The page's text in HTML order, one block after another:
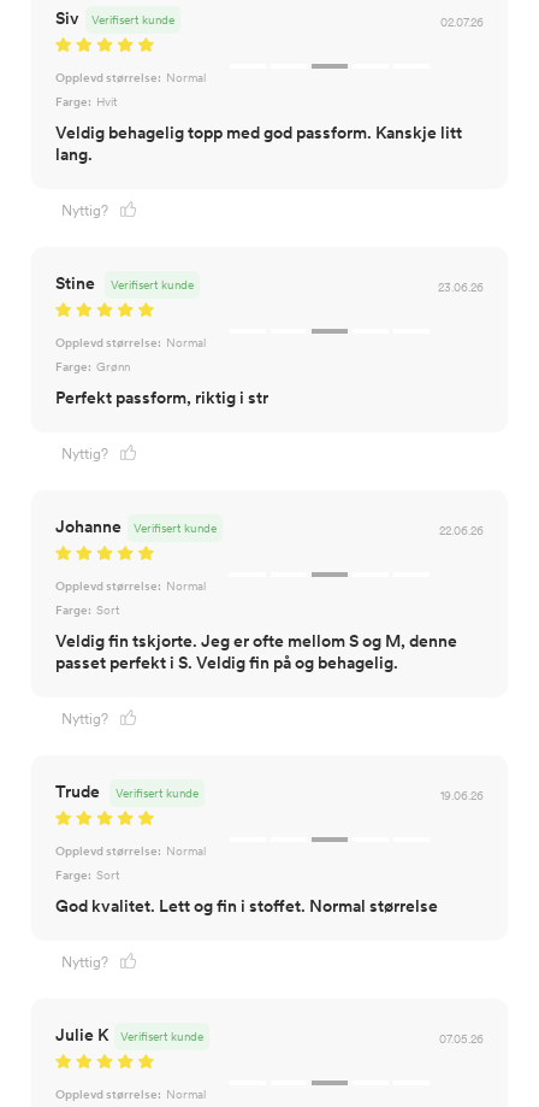
Siv 02.07.26
Verifisert kunde
Opplevd størrelse: Normal
Farge: Hvit
Veldig behagelig topp med god passform. Kanskje litt
lang.
Nyttig?
Stine 23.06.26
Verifisert kunde
Opplevd størrelse: Normal
Farge: Grønn
Perfekt passform, riktig i str
Nyttig?
Johanne 22.06.26
Verifisert kunde
Opplevd størrelse: Normal
Farge: Sort
Veldig fin tskjorte. Jeg er ofte mellom S og M, denne
passet perfekt i S. Veldig fin på og behagelig.
Nyttig?
Trude 19.06.26
Verifisert kunde
Opplevd størrelse: Normal
Farge: Sort
God kvalitet. Lett og fin i stoffet. Normal størrelse
Nyttig?
Julie K 07.05.26
Verifisert kunde
Opplevd størrelse: Normal